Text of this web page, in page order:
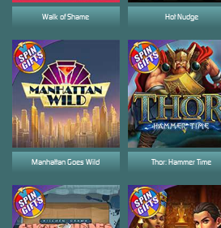
Manhattan Goes Wild
Hot Nudge
Walk of Shame
Thor: Hammer Time